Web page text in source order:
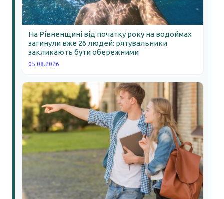
На Рівненщині від початку року на водоймах
загинули вже 26 людей: рятувальники
закликають бути обережними
05.08.2026